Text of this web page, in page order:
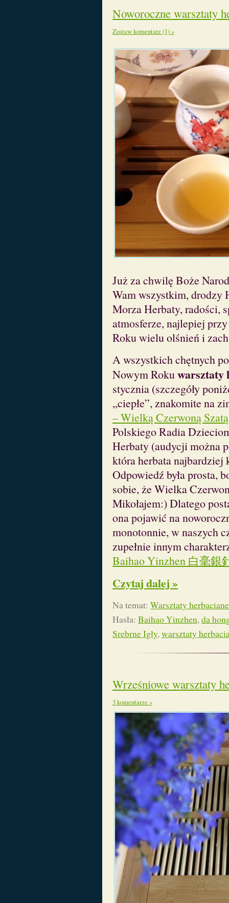
Noworoczne warsztaty
Zostaw komentarz (1) »
Już za chwilę Boże
Wam wszystkim, drodzy
Morza Herbaty, radości,
atmosferze, najlepiej
Roku wielu olśnień i
A wszystkich chętnych
Nowym Rokuwarsztaty
stycznia (szczegóły
„ciepłe”, znakomite na
– Wielką Czerwoną Szatą
Polskiego Radia
Herbaty (audycji można
która herbata
Odpowiedź była prosta,
sobie, że Wielka
Mikołajem:) Dlatego
ona pojawić na
monotonnie, w naszych
zupełnie innym
Baihao Yinzhen 白毫銀
Czytaj dalej »
Na temat: Warsztaty herbaciane
Hasła: Baihao Yinzhen,da
Srebrne Igły,warsztaty
Wrześniowe warsztaty
3 komentarze »